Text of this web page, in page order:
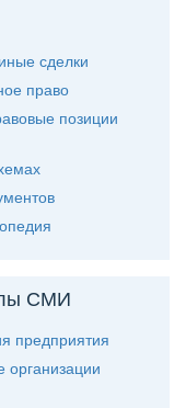
сделки
право
позиции
СМИ
предприятия
организации